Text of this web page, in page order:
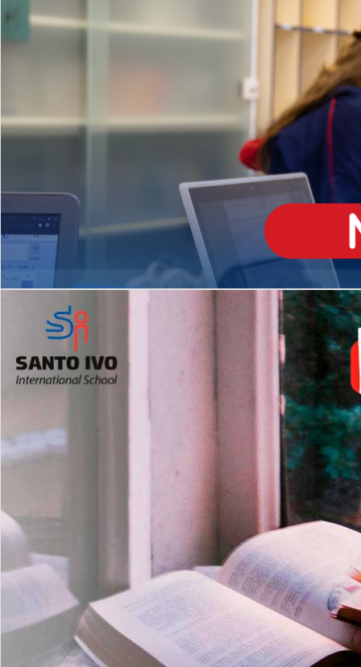
Matrículas Abertas 2026
EDUCAÇÃO INFANTIL
Inglês todos os dias
MÉDIO
igh School
Dupla Diplomação
2º AO 5º ANO FUNDAMENTAL
es
Com imersão Bilingue - Anos
Finais
6º AO 9º ANO FUNDAMENTAL
Inglês: Turmas Reduzidas
(Proficiência)